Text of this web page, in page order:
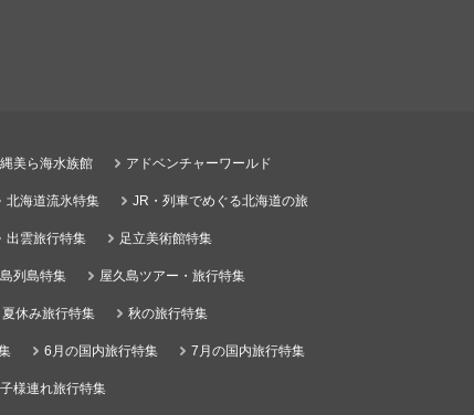
美ら海水族館 アドベンチャーワールド
北海道流氷特集 JR・列車でめぐる北海道の旅
出雲旅行特集 足立美術館特集
列島特集 屋久島ツアー・旅行特集
夏休み旅行特集 秋の旅行特集
6月の国内旅行特集 7月の国内旅行特集
様連れ旅行特集